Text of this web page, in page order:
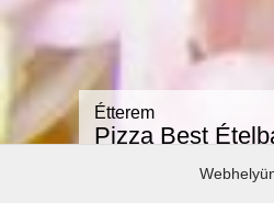
Étterem
Pizza Best